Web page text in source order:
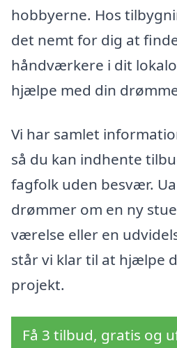
hobbyerne. Hos
det nemt for dig at
håndværkere i dit
hjælpe med din
Vi har samlet
så du kan indhente
fagfolk uden besvær.
drømmer om en ny
værelse eller en
står vi klar til at hjælpe
projekt.
Få 3 tilbud, gratis og